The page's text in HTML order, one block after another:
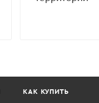
КАК КУПИТЬ